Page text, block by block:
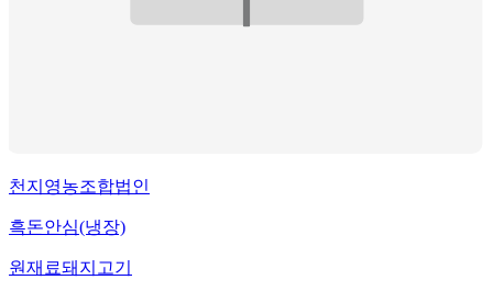
천지영농조합법인
흑돈안심(냉장)
원재료돼지고기